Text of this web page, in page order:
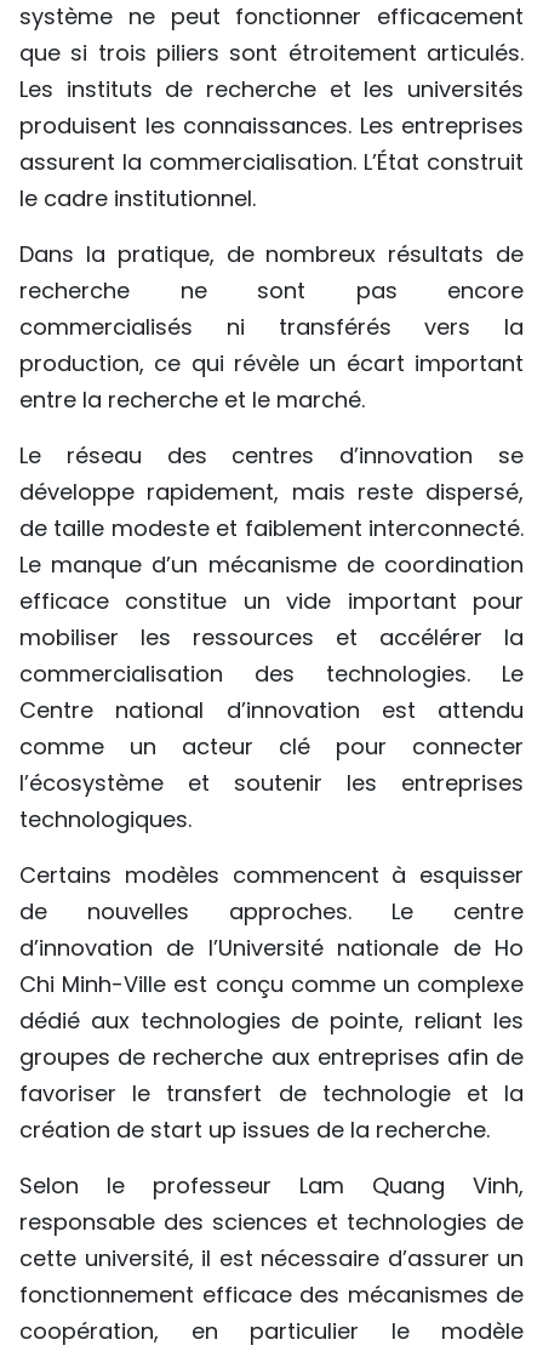
système ne peut fonctionner efficacement
que si trois piliers sont étroitement articulés.
Les instituts de recherche et les universités
produisent les connaissances. Les entreprises
assurent la commercialisation. L’État construit
le cadre institutionnel.
Dans la pratique, de nombreux résultats de
recherche ne sont pas encore
commercialisés ni transférés vers la
production, ce qui révèle un écart important
entre la recherche et le marché.
Le réseau des centres d’innovation se
développe rapidement, mais reste dispersé,
de taille modeste et faiblement interconnecté.
Le manque d’un mécanisme de coordination
efficace constitue un vide important pour
mobiliser les ressources et accélérer la
commercialisation des technologies. Le
Centre national d’innovation est attendu
comme un acteur clé pour connecter
l’écosystème et soutenir les entreprises
technologiques.
Certains modèles commencent à esquisser
de nouvelles approches. Le centre
d’innovation de l’Université nationale de Ho
Chi Minh-Ville est conçu comme un complexe
dédié aux technologies de pointe, reliant les
groupes de recherche aux entreprises afin de
favoriser le transfert de technologie et la
création de start up issues de la recherche.
Selon le professeur Lam Quang Vinh,
responsable des sciences et technologies de
cette université, il est nécessaire d’assurer un
fonctionnement efficace des mécanismes de
coopération, en particulier le modèle